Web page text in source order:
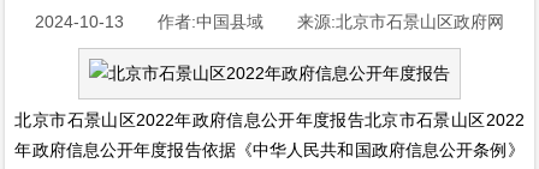
2024-10-13 作者:中国县域 来源:北京市石景山区政府网
北京市石景山区2022年政府信息公开年度报告北京市石景山区2022
年政府信息公开年度报告依据《中华人民共和国政府信息公开条例》